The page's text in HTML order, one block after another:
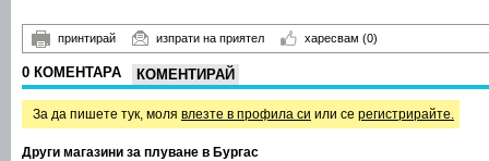
принтирай изпрати на приятел харесвам (0)
0 КОМЕНТАРА КОМЕНТИРАЙ
За да пишете тук, моля влезте в профила си или се регистрирайте.
Други магазини за плуване в Бургас